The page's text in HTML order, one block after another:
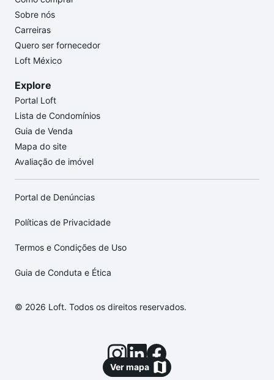
Ver mapa
Sobre nós
Carreiras
Quero ser fornecedor
Loft México
Explore
Portal Loft
Lista de Condomínios
Guia de Venda
Mapa do site
Avaliação de imóvel
Portal de Denúncias
Políticas de Privacidade
Termos e Condições de Uso
Guia de Conduta e Ética
© 2026 Loft. Todos os direitos reservados.